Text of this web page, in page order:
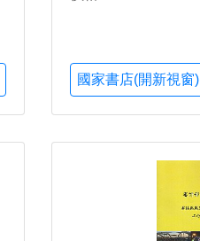
國家書店(開新視窗)